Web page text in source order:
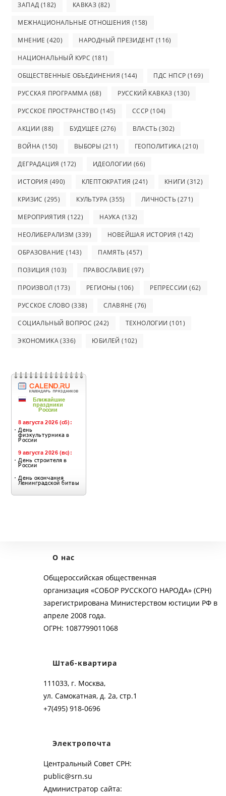
ЗАПАД (182) КАВКАЗ (82)
МЕЖНАЦИОНАЛЬНЫЕ ОТНОШЕНИЯ (158)
МНЕНИЕ (420) НАРОДНЫЙ ПРЕЗИДЕНТ (116)
НАЦИОНАЛЬНЫЙ КУРС (181)
ОБЩЕСТВЕННЫЕ ОБЪЕДИНЕНИЯ (144) ПДС НПСР (169)
РУССКАЯ ПРОГРАММА (68) РУССКИЙ КАВКАЗ (130)
РУССКОЕ ПРОСТРАНСТВО (145) СССР (104)
АКЦИИ (88) БУДУЩЕЕ (276) ВЛАСТЬ (302)
ВОЙНА (150) ВЫБОРЫ (211) ГЕОПОЛИТИКА(210)
ДЕГРАДАЦИЯ (172) ИДЕОЛОГИИ (66)
ИСТОРИЯ (490) КЛЕПТОКРАТИЯ (241) КНИГИ (312)
КРИЗИС (295) КУЛЬТУРА (355) ЛИЧНОСТЬ (271)
МЕРОПРИЯТИЯ (122) НАУКА (132)
НЕОЛИБЕРАЛИЗМ (339) НОВЕЙШАЯ ИСТОРИЯ (142)
ОБРАЗОВАНИЕ (143) ПАМЯТЬ (457)
ПОЗИЦИЯ (103) ПРАВОСЛАВИЕ (97)
ПРОИЗВОЛ (173) РЕГИОНЫ (106) РЕПРЕССИИ (62)
РУССКОЕ СЛОВО (338) СЛАВЯНЕ (76)
СОЦИАЛЬНЫЙ ВОПРОС (242) ТЕХНОЛОГИИ (101)
ЭКОНОМИКА(336) ЮБИЛЕЙ (102)
О нас
Общероссийская общественная
организация «СОБОР РУССКОГО НАРОДА» (СРН)
зарегистрирована Министерством юстиции РФ в
апреле 2008 года.
ОГРН: 1087799011068
Штаб-квартира
111033, г. Москва,
ул. Самокатная, д. 2а, стр.1
+7(495) 918-0696
Электропочта
Центральный Совет СРН:
public@srn.su
Администратор сайта: